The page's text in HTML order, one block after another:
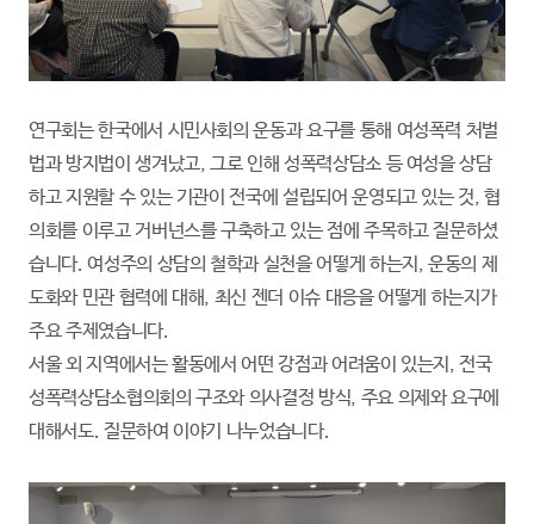
연구회는 한국에서 시민사회의 운동과 요구를 통해 여성폭력 처벌
법과 방지법이 생겨났고, 그로 인해 성폭력상담소 등 여성을 상담
하고 지원할 수 있는 기관이 전국에 설립되어 운영되고 있는 것, 협
의회를 이루고 거버넌스를 구축하고 있는 점에 주목하고 질문하셨
습니다. 여성주의 상담의 철학과 실천을 어떻게 하는지, 운동의 제
도화와 민관 협력에 대해, 최신 젠더 이슈 대응을 어떻게 하는지가
주요 주제였습니다.
서울 외 지역에서는 활동에서 어떤 강점과 어려움이 있는지, 전국
성폭력상담소협의회의 구조와 의사결정 방식, 주요 의제와 요구에
대해서도. 질문하여 이야기 나누었습니다.